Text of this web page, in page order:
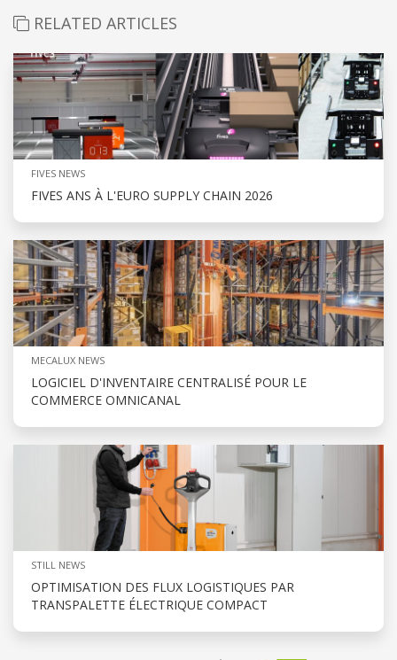
RELATED ARTICLES
FIVES NEWS
FIVES ANS À L'EURO SUPPLY CHAIN 2026
MECALUX NEWS
LOGICIEL D'INVENTAIRE CENTRALISÉ POUR LE
COMMERCE OMNICANAL
STILL NEWS
OPTIMISATION DES FLUX LOGISTIQUES PAR
TRANSPALETTE ÉLECTRIQUE COMPACT